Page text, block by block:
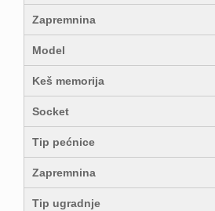
Zapremnina
Model
Keš memorija
Socket
Tip pećnice
Zapremnina
Tip ugradnje